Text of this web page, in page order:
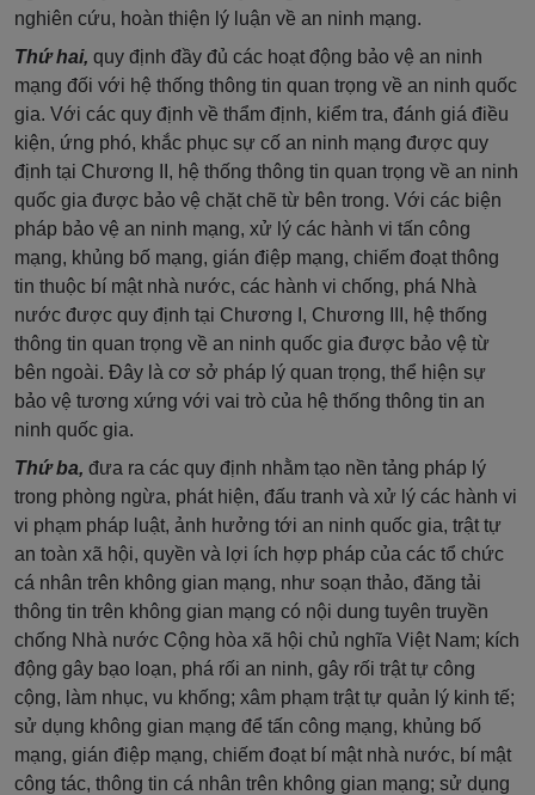
nghiên cứu, hoàn thiện lý luận về an ninh mạng.
Thứ hai, quy định đầy đủ các hoạt động bảo vệ an ninh
mạng đối với hệ thống thông tin quan trọng về an ninh quốc
gia. Với các quy định về thẩm định, kiểm tra, đánh giá điều
kiện, ứng phó, khắc phục sự cố an ninh mạng được quy
định tại Chương II, hệ thống thông tin quan trọng về an ninh
quốc gia được bảo vệ chặt chẽ từ bên trong. Với các biện
pháp bảo vệ an ninh mạng, xử lý các hành vi tấn công
mạng, khủng bố mạng, gián điệp mạng, chiếm đoạt thông
tin thuộc bí mật nhà nước, các hành vi chống, phá Nhà
nước được quy định tại Chương I, Chương III, hệ thống
thông tin quan trọng về an ninh quốc gia được bảo vệ từ
bên ngoài. Đây là cơ sở pháp lý quan trọng, thể hiện sự
bảo vệ tương xứng với vai trò của hệ thống thông tin an
ninh quốc gia.
Thứ ba, đưa ra các quy định nhằm tạo nền tảng pháp lý
trong phòng ngừa, phát hiện, đấu tranh và xử lý các hành vi
vi phạm pháp luật, ảnh hưởng tới an ninh quốc gia, trật tự
an toàn xã hội, quyền và lợi ích hợp pháp của các tổ chức
cá nhân trên không gian mạng, như soạn thảo, đăng tải
thông tin trên không gian mạng có nội dung tuyên truyền
chống Nhà nước Cộng hòa xã hội chủ nghĩa Việt Nam; kích
động gây bạo loạn, phá rối an ninh, gây rối trật tự công
cộng, làm nhục, vu khống; xâm phạm trật tự quản lý kinh tế;
sử dụng không gian mạng để tấn công mạng, khủng bố
mạng, gián điệp mạng, chiếm đoạt bí mật nhà nước, bí mật
công tác, thông tin cá nhân trên không gian mạng; sử dụng